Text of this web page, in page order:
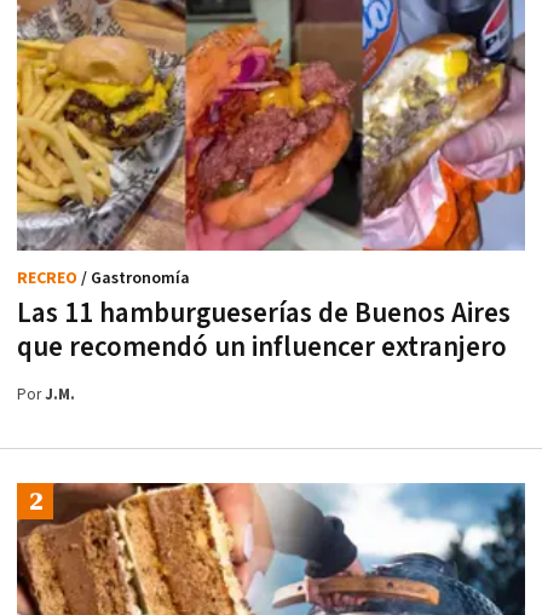
Las 11 hamburgueserías de Buenos Aires
que recomendó un influencer extranjero
RECREO / Gastronomía
PorJ.M.